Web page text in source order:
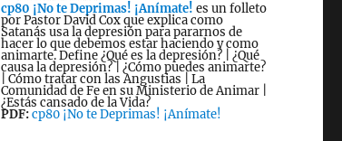
cp80 ¡No te Deprimas! ¡Anímate! es un folleto
por Pastor David Cox que explica como
Satanás usa la depresión para pararnos de
hacer lo que debemos estar haciendo y como
animarte. Define ¿Qué es la depresión? | ¿Qué
causa la depresión? | ¿Cómo puedes animarte?
| Cómo tratar con las Angustias | La
Comunidad de Fe en su Ministerio de Animar |
¿Estás cansado de la Vida?
PDF:cp80 ¡No te Deprimas! ¡Anímate!